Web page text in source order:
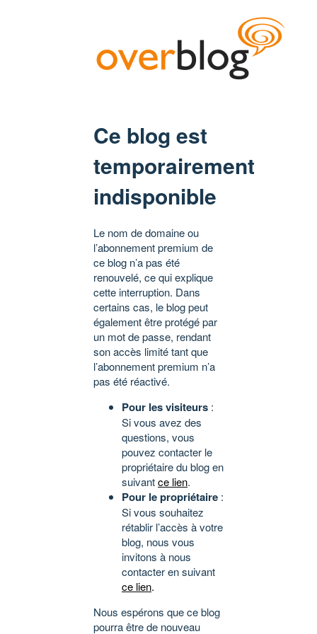
Ce blog est
temporairement
indisponible
Le nom de domaine ou
l’abonnement premium de
ce blog n’a pas été
renouvelé, ce qui explique
cette interruption. Dans
certains cas, le blog peut
également être protégé par
un mot de passe, rendant
son accès limité tant que
l’abonnement premium n’a
pas été réactivé.
Pour les visiteurs :
Si vous avez des
questions, vous
pouvez contacter le
propriétaire du blog en
suivantce lien.
Pour le propriétaire :
Si vous souhaitez
rétablir l’accès à votre
blog, nous vous
invitons à nous
contacter en suivant
ce lien.
Nous espérons que ce blog
pourra être de nouveau